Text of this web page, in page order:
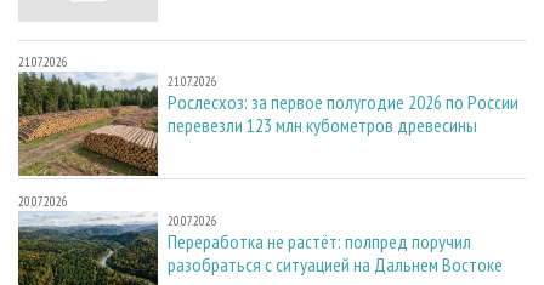
21.07.2026
21.07.2026
Рослесхоз: за первое полугодие 2026 по России
перевезли 123 млн кубометров древесины
20.07.2026
20.07.2026
Переработка не растёт: полпред поручил
разобраться с ситуацией на Дальнем Востоке